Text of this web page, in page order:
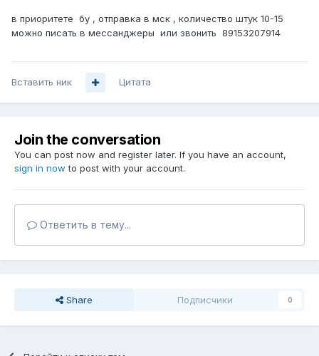
в приоритете бу , отправка в мск , количество штук 10-15
можно писать в мессанджеры или звонить 89153207914
Вставить ник Цитата
Join the conversation
You can post now and register later. If you have an account,
sign in now to post with your account.
Ответить в тему...
Share Подписчики 0